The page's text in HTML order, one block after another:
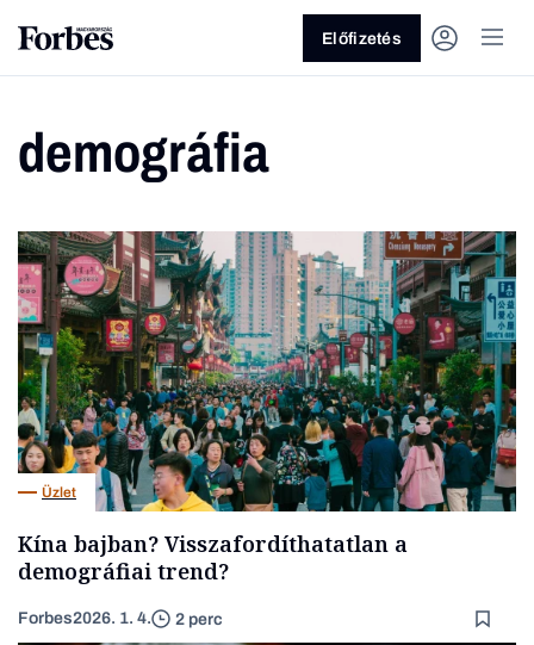
Vagy fedezze fel a következő
témákat
Üzlet Pénz Zöld Legyél jobb!
Előfizetés
demográfia
Üzlet
Kína bajban? Visszafordíthatatlan a
demográfiai trend?
Forbes2026. 1. 4. 2 perc